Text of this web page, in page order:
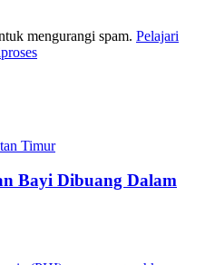
mengurangi spam. Pelajari
Timur
Bayi Dibuang Dalam